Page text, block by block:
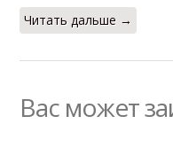
Читать дальше →
Вас может